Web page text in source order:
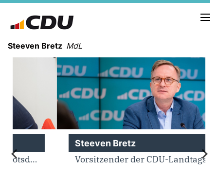
Steeven Bretz MdL
VITA
WAHLKREISBESUCHE
PRESSEFOTOS
MEIN BÜRGERBÜRO
Steeven Bretz
Vorsitzender der CDU-Landtagsfraktion